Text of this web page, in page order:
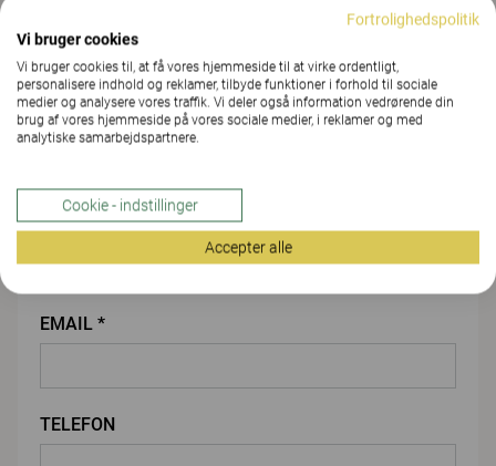
EFTERNAVN*
FIRMA/ORGANISATION/SKOLE*
EMAIL *
TELEFON
Fortrolighedspolitik
Vi bruger cookies
Vi bruger cookies til, at få vores hjemmeside til at virke ordentligt,
personalisere indhold og reklamer, tilbyde funktioner i forhold til sociale
medier og analysere vores traffik. Vi deler også information vedrørende din
brug af vores hjemmeside på vores sociale medier, i reklamer og med
analytiske samarbejdspartnere.
Cookie - indstillinger
Accepter alle